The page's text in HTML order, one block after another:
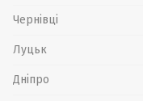
Чернівці
Луцьк
Дніпро